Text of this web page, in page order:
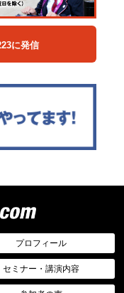
に発信
プロフィール
セミナー・講演内容